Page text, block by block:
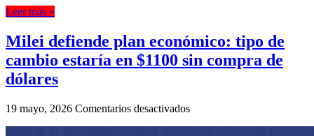
Leer más »
Milei defiende plan económico: tipo de
cambio estaría en $1100 sin compra de
dólares
19 mayo, 2026 Comentarios desactivadosen